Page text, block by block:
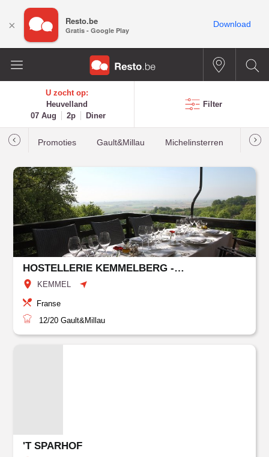
U zocht op:
Heuvelland
07 Aug
2p Diner
Filter
Promoties Gault&Millau Michelinsterren
HOSTELLERIE KEMMELBERG - DU MONT KEMMEL
KEMMEL
Franse
12/20 Gault&Millau
'T SPARHOF
× Resto.be
Gratis - Google Play
Download